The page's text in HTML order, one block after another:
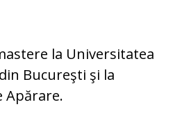
la Universitatea
Bucureşti şi la
Apărare.